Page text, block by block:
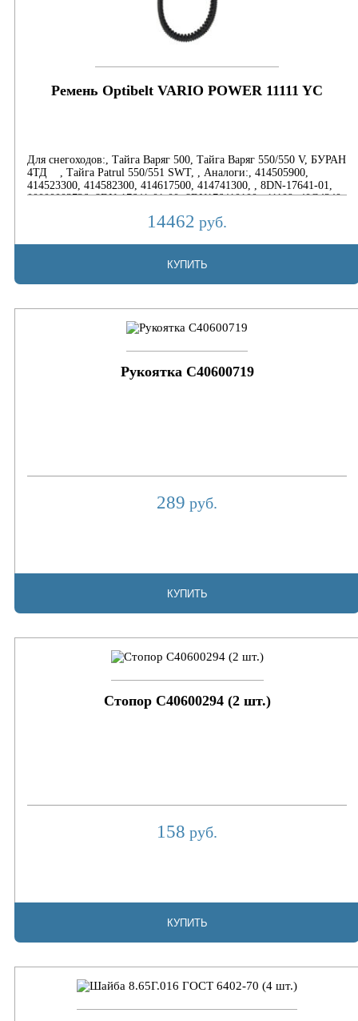
Ремень Optibelt VARIO POWER 11111 YC
Для снегоходов:, Тайга Варяг 500, Тайга Варяг 550/550 V, БУРАН
4ТД , Тайга Patrul 550/551 SWT, , Аналоги:, 414505900,
414523300, 414582300, 414617500, 414741300, , 8DN-17641-01,
00000003736, 8DN-17641-01-00, 8DN176410100,, 11109, 40G4340,
14462 руб.
КУПИТЬ
Рукоятка C40600719
289 руб.
КУПИТЬ
Стопор C40600294 (2 шт.)
158 руб.
КУПИТЬ